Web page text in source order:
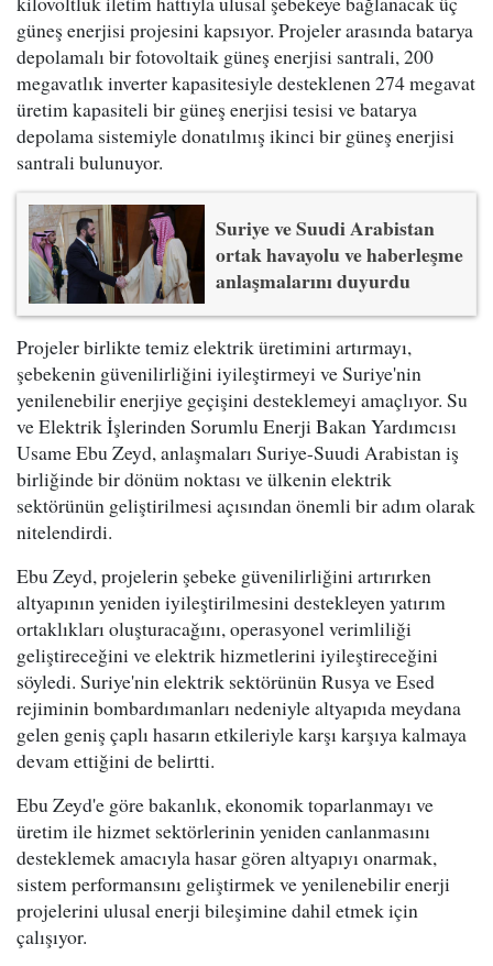
güneş enerjisi projesini kapsıyor. Projeler arasında batarya
depolamalı bir fotovoltaik güneş enerjisi santrali, 200
megavatlık inverter kapasitesiyle desteklenen 274 megavat
üretim kapasiteli bir güneş enerjisi tesisi ve batarya
depolama sistemiyle donatılmış ikinci bir güneş enerjisi
santrali bulunuyor.
Suriye ve Suudi Arabistan
ortak havayolu ve haberleşme
anlaşmalarını duyurdu
Projeler birlikte temiz elektrik üretimini artırmayı,
şebekenin güvenilirliğini iyileştirmeyi ve Suriye'nin
yenilenebilir enerjiye geçişini desteklemeyi amaçlıyor. Su
ve Elektrik İşlerinden Sorumlu Enerji Bakan Yardımcısı
Usame Ebu Zeyd, anlaşmaları Suriye-Suudi Arabistan iş
birliğinde bir dönüm noktası ve ülkenin elektrik
sektörünün geliştirilmesi açısından önemli bir adım olarak
nitelendirdi.
Ebu Zeyd, projelerin şebeke güvenilirliğini artırırken
altyapının yeniden iyileştirilmesini destekleyen yatırım
ortaklıkları oluşturacağını, operasyonel verimliliği
geliştireceğini ve elektrik hizmetlerini iyileştireceğini
söyledi. Suriye'nin elektrik sektörünün Rusya ve Esed
rejiminin bombardımanları nedeniyle altyapıda meydana
gelen geniş çaplı hasarın etkileriyle karşı karşıya kalmaya
devam ettiğini de belirtti.
Ebu Zeyd'e göre bakanlık, ekonomik toparlanmayı ve
üretim ile hizmet sektörlerinin yeniden canlanmasını
desteklemek amacıyla hasar gören altyapıyı onarmak,
sistem performansını geliştirmek ve yenilenebilir enerji
projelerini ulusal enerji bileşimine dahil etmek için
çalışıyor.